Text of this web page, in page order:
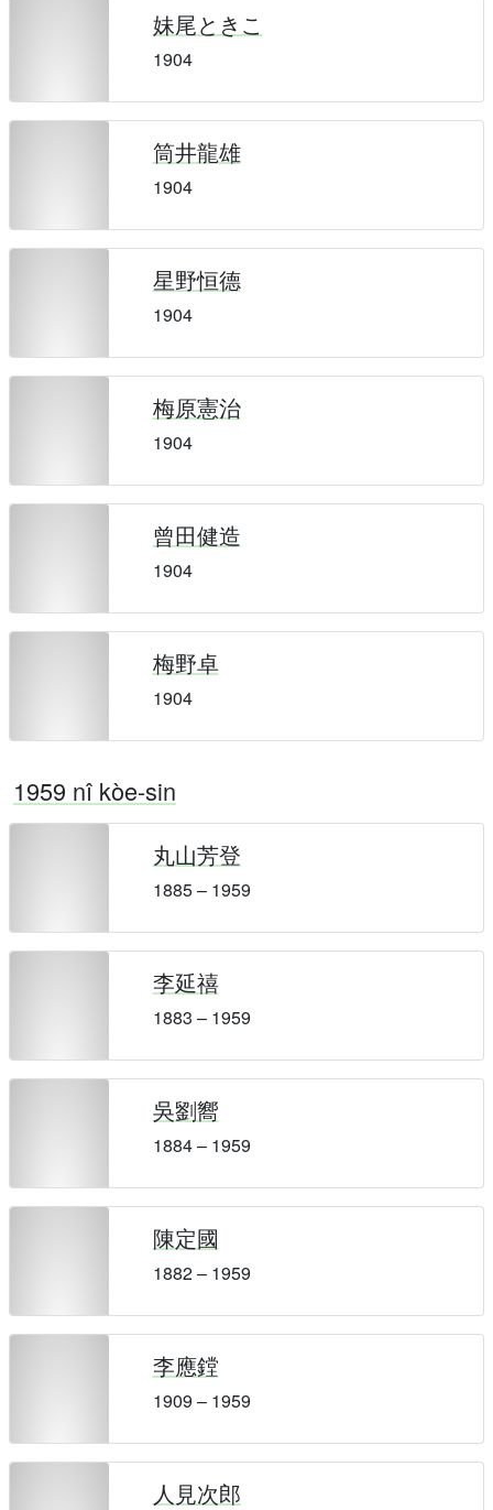
妹尾ときこ
1904
筒井龍雄
1904
星野恒德
1904
梅原憲治
1904
曾田健造
1904
梅野卓
1904
1959 nî kòe-sin
丸山芳登
1885 – 1959
李延禧
1883 – 1959
吳劉嚮
1884 – 1959
陳定國
1882 – 1959
李應鏜
1909 – 1959
人見次郎